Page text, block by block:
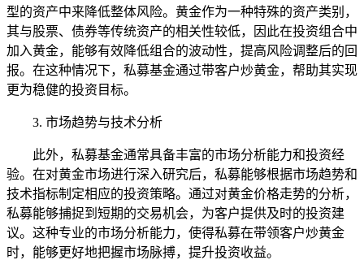
型的资产中来降低整体风险。黄金作为一种特殊的资产类别，
其与股票、债券等传统资产的相关性较低，因此在投资组合中
加入黄金，能够有效降低组合的波动性，提高风险调整后的回
报。在这种情况下，私募基金通过带客户炒黄金，帮助其实现
更为稳健的投资目标。
3. 市场趋势与技术分析
此外，私募基金通常具备丰富的市场分析能力和投资经
验。在对黄金市场进行深入研究后，私募能够根据市场趋势和
技术指标制定相应的投资策略。通过对黄金价格走势的分析，
私募能够捕捉到短期的交易机会，为客户提供及时的投资建
议。这种专业的市场分析能力，使得私募在带领客户炒黄金
时，能够更好地把握市场脉搏，提升投资收益。